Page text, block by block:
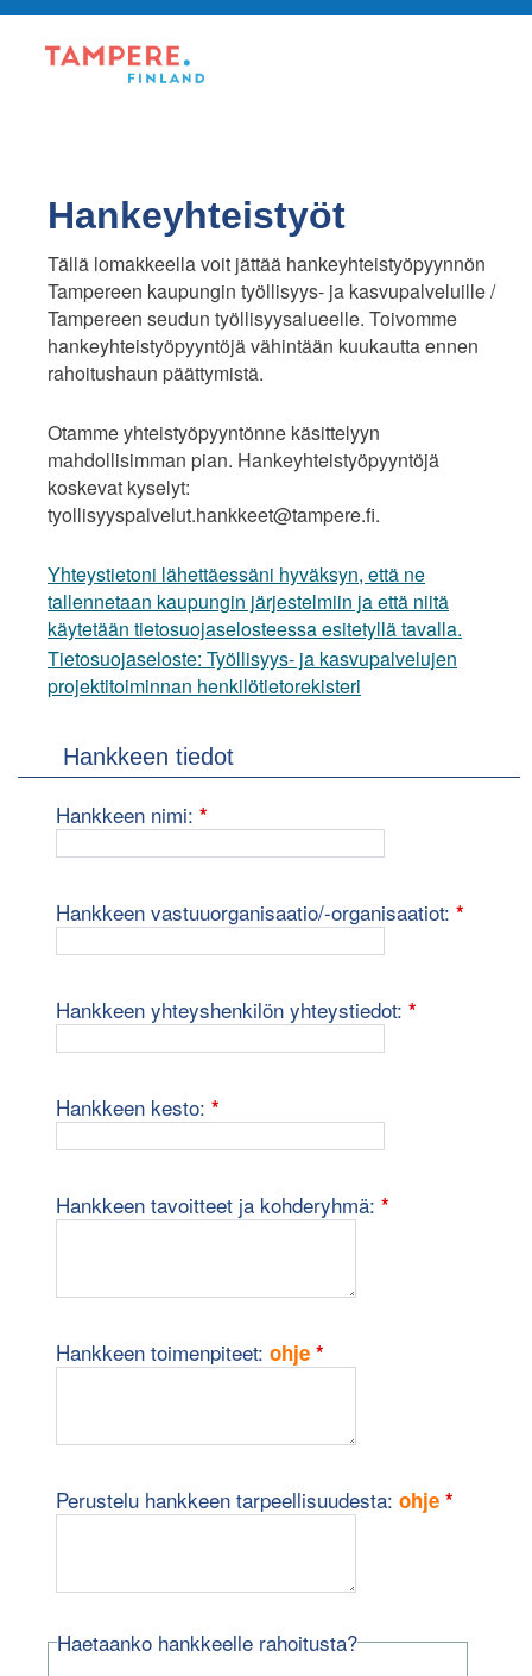
Hankeyhteistyöt
Tällä lomakkeella voit jättää hankeyhteistyöpyynnön
Tampereen kaupungin työllisyys- ja kasvupalveluille /
Tampereen seudun työllisyysalueelle. Toivomme
hankeyhteistyöpyyntöjä vähintään kuukautta ennen
rahoitushaun päättymistä.
Otamme yhteistyöpyyntönne käsittelyyn
mahdollisimman pian. Hankeyhteistyöpyyntöjä
koskevat kyselyt:
tyollisyyspalvelut.hankkeet@tampere.fi.
Yhteystietoni lähettäessäni hyväksyn, että ne
tallennetaan kaupungin järjestelmiin ja että niitä
käytetään tietosuojaselosteessa esitetyllä tavalla.
Tietosuojaseloste: Työllisyys- ja kasvupalvelujen
projektitoiminnan henkilötietorekisteri
Hankkeen tiedot
Hankkeen nimi: *
Hankkeen vastuuorganisaatio/-organisaatiot: *
Hankkeen yhteyshenkilön yhteystiedot: *
Hankkeen kesto: *
Hankkeen tavoitteet ja kohderyhmä: *
Hankkeen toimenpiteet: ohje *
Perustelu hankkeen tarpeellisuudesta: ohje *
Haetaanko hankkeelle rahoitusta?